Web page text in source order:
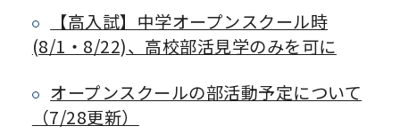
【高入試】中学オープンスクール時
(8/1・8/22)、高校部活見学のみを可に
オープンスクールの部活動予定について
（7/28更新）